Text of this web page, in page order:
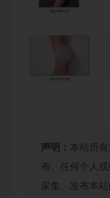
声明： 本站所
布。任何个人
采集、发布本